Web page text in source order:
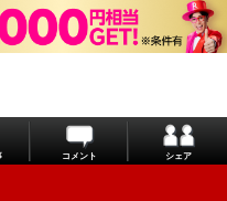
コメント シェア